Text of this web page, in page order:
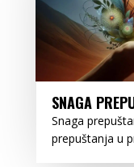
SNAGA
Snaga
prepuštanja u